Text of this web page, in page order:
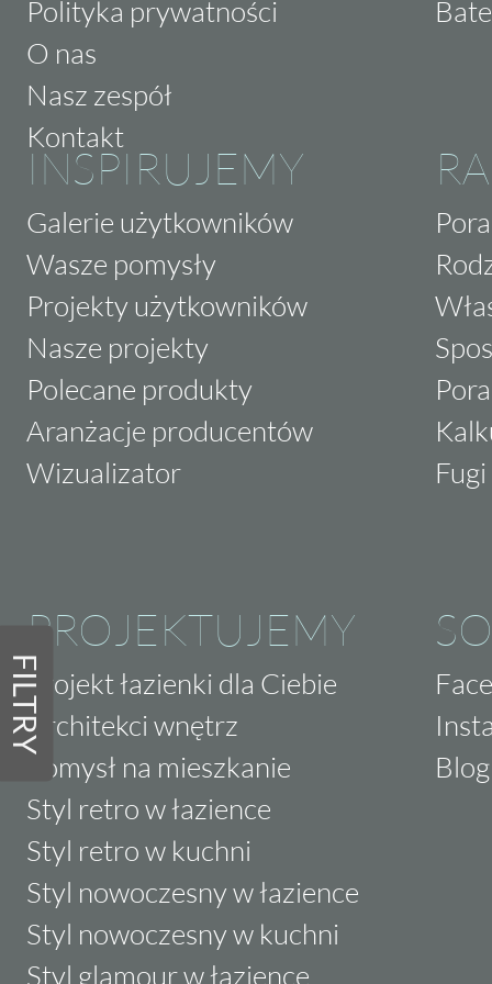
FILTRY
możesz odmienić swoje wnętrze i stworzyć
zachwycać każdego gościa. Przekonaj się
swojego domu już dziś.
Polityka prywatności
O nas
Nasz zespół
Kontakt
INSPIRUJEMY
Galerie użytkowników
Wasze pomysły
Projekty użytkowników
Nasze projekty
Polecane produkty
Aranżacje producentów
Wizualizator
PROJEKTUJEMY
Projekt łazienki dla Ciebie
Architekci wnętrz
Pomysł na mieszkanie
Styl retro w łazience
Styl retro w kuchni
Styl nowoczesny w łazience
Styl nowoczesny w kuchni
Styl glamour w łazience
Blog